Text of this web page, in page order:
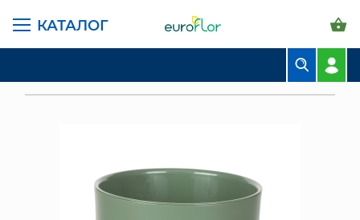
КАТАЛОГ
СВАДЕБНАЯ ФЛОРИСТИКА
ГЛАВНАЯ СТРАНИЦА КАТАЛОГ
ГОРШКИ И КАШПО